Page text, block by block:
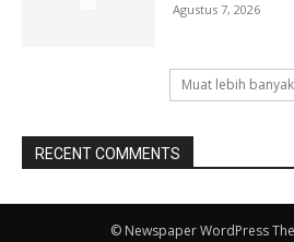
Agustus 7, 2026
Muat lebih banyak
RECENT COMMENTS
© Newspaper WordPress